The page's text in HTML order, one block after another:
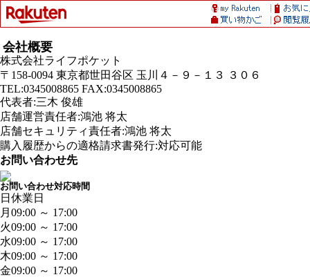
会社概要
株式会社ライフポケット
〒158-0094 東京都世田谷区 玉川４－９－１３ ３０６
TEL:0345008865 FAX:0345008865
代表者:三木 俊雄
店舗運営責任者:鴻池 将太
店舗セキュリティ責任者:鴻池 将太
購入履歴からの適格請求書発行:対応可能
お問い合わせ先
お問い合わせ対応時間
日 休業日
月 09:00 ～ 17:00
火09:00 ～ 17:00
水09:00 ～ 17:00
木09:00 ～ 17:00
金09:00 ～ 17:00